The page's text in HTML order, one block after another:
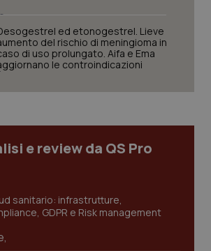
ed etonogestrel. Lieve
del rischio di meningioma in
di uso prolungato. Aifa e Ema
le controindicazioni
e review da QS Pro
sanitario: infrastrutture,
GDPR e Risk management
Statistici Marketing
contribuiscono a rendere fruibile il
funzionalità di base quali la
sulle pagine e l'accesso alle aree